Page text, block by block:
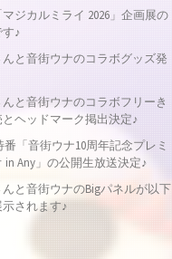
ジカルミライ 2026」企画展の
♪
と音街ウナのコラボグッズ発
と音街ウナのコラボフリーき
とヘッドマーク掲出決定♪
番「音街ウナ10周年記念プレミ
in Any」の公開生放送決定♪
と音街ウナのBigパネルが以下
されます♪